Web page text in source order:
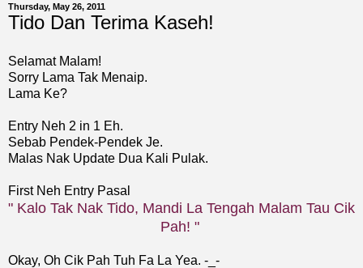
Thursday, May 26, 2011
Tido Dan Terima Kaseh!
Selamat Malam!
Sorry Lama Tak Menaip.
Lama Ke?
Entry Neh 2 in 1 Eh.
Sebab Pendek-Pendek Je.
Malas Nak Update Dua Kali Pulak.
First Neh Entry Pasal
" Kalo Tak Nak Tido, Mandi La Tengah Malam Tau Cik
Pah! "
Okay, Oh Cik Pah Tuh Fa La Yea. -_-